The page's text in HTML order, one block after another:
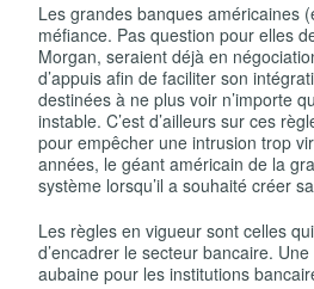
Les grandes banques américaines
méfiance. Pas question pour elles
Morgan, seraient déjà en
d’appuis afin de faciliter son
destinées à ne plus voir n’importe
instable. C’est d’ailleurs sur ces
pour empêcher une intrusion trop
années, le géant américain de la
système lorsqu’il a souhaité créer
Les règles en vigueur sont celles
d’encadrer le secteur bancaire.
aubaine pour les institutions